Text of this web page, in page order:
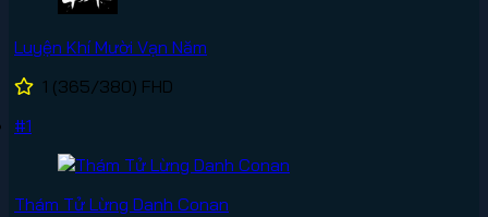
Luyện Khí Mười Vạn Năm
1 (365/380) FHD
#1
Thám Tử Lừng Danh Conan